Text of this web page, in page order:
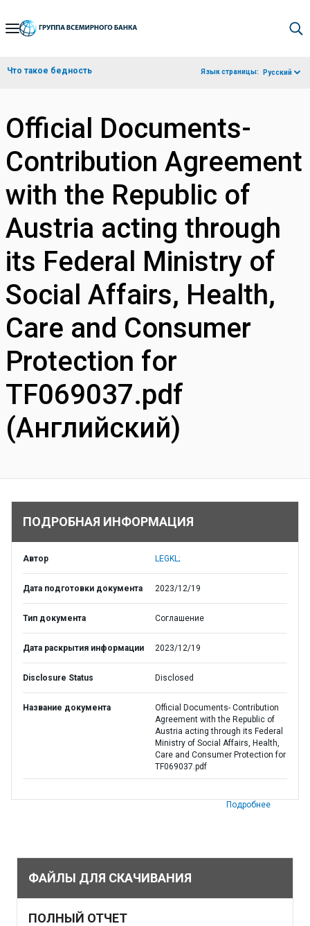
Skip
Navigation
Что такое бедность Язык страницы: Русский
Official Documents-
Contribution Agreement
with the Republic of
Austria acting through
its Federal Ministry of
Social Affairs, Health,
Care and Consumer
Protection for
TF069037.pdf
(Английский)
ПОДРОБНАЯ ИНФОРМАЦИЯ
Автор LEGKL;
Дата подготовки документа 2023/12/19
Тип документа Соглашение
Дата раскрытия информации 2023/12/19
Disclosure Status Disclosed
Название документа
Official Documents- Contribution
Agreement with the Republic of
Austria acting through its Federal
Ministry of Social Affairs, Health,
Care and Consumer Protection for
TF069037.pdf
Подробнее
ФАЙЛЫ ДЛЯ СКАЧИВАНИЯ
ПОЛНЫЙ ОТЧЕТ